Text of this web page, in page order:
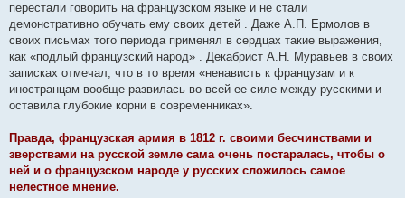
перестали говорить на французском языке и не стали
демонстративно обучать ему своих детей . Даже А.П. Ермолов в
своих письмах того периода применял в сердцах такие выражения,
как «подлый французский народ» . Декабрист А.Н. Муравьев в своих
записках отмечал, что в то время «ненависть к французам и к
иностранцам вообще развилась во всей ее силе между русскими и
оставила глубокие корни в современниках».
Правда, французская армия в 1812 г. своими бесчинствами и
зверствами на русской земле сама очень постаралась, чтобы о
ней и о французском народе у русских сложилось самое
нелестное мнение.